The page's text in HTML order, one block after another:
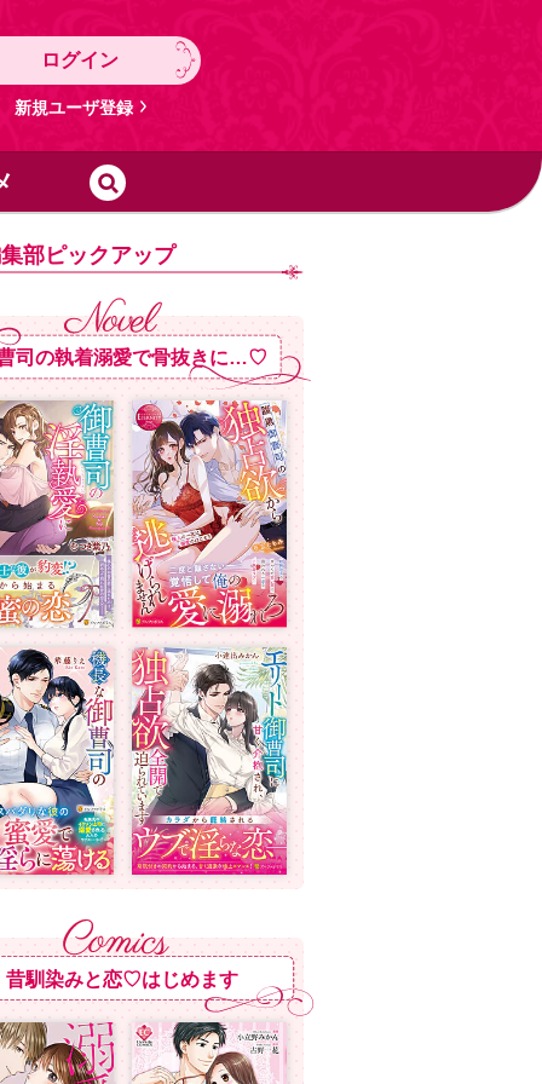
ログイン
新規ユーザ登録
部ピックアップ
司の執着溺愛で骨抜きに…♡
昔馴染みと恋♡はじめます